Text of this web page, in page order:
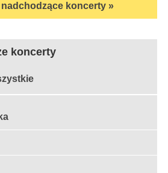
koncerty »
koncerty